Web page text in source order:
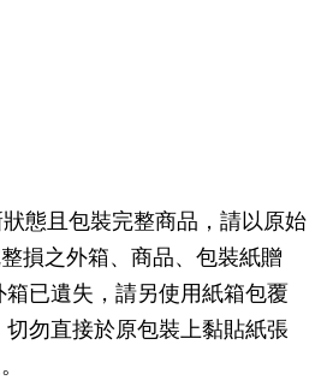
態且包裝完整商品，請以原始
損之外箱、商品、包裝紙贈
已遺失，請另使用紙箱包覆
勿直接於原包裝上黏貼紙張